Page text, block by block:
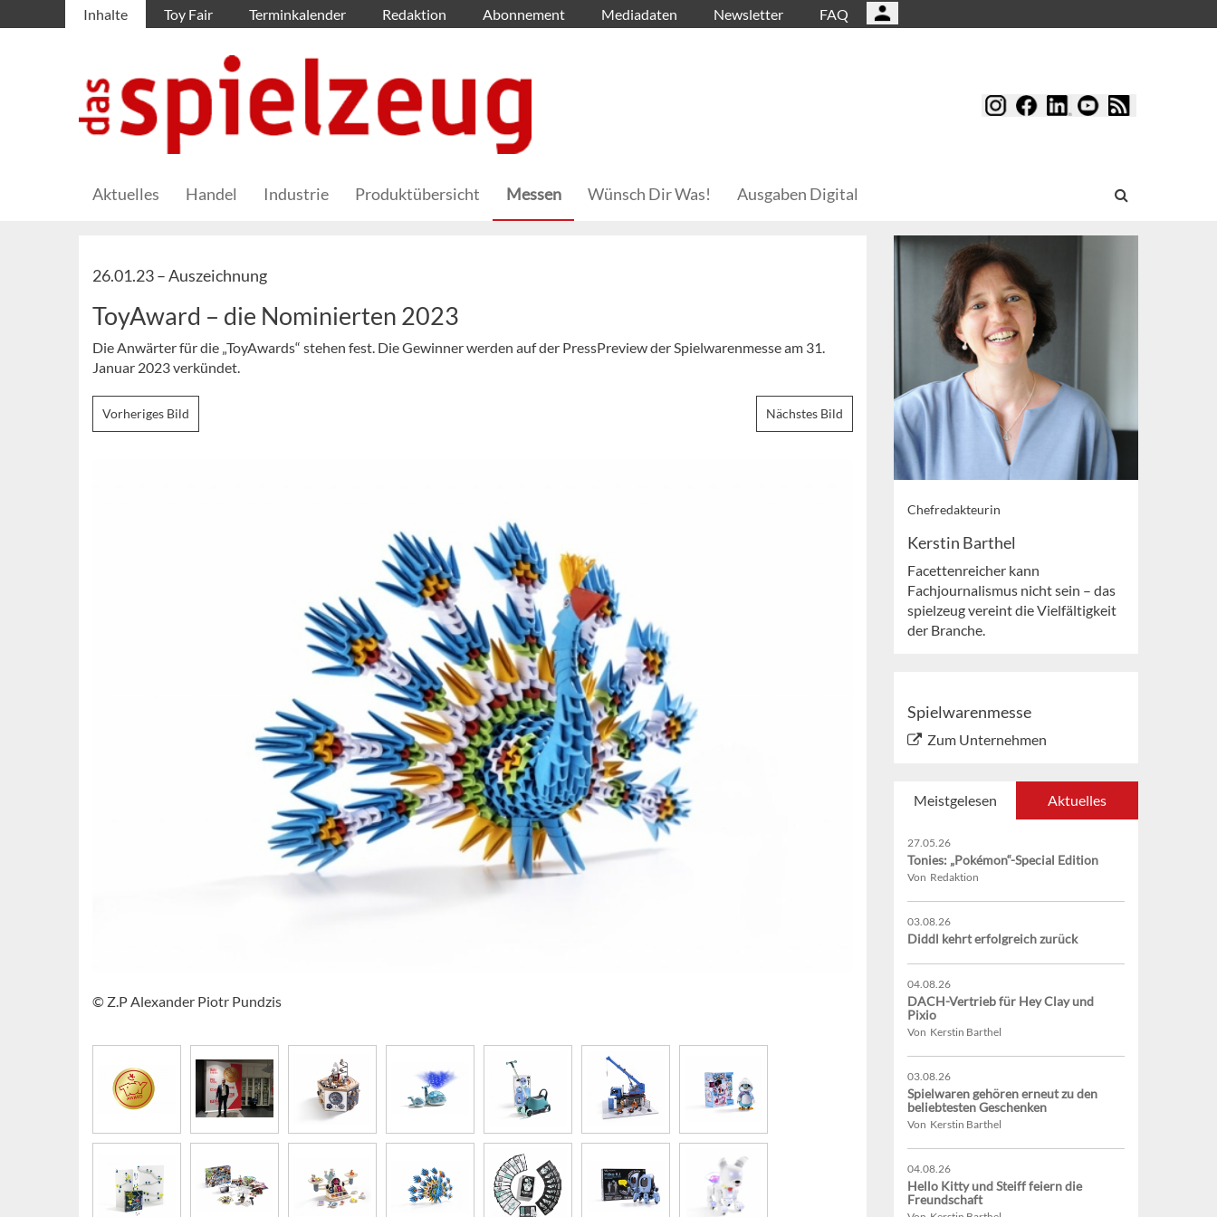
Inhalte Toy Fair Terminkalender Redaktion Abonnement Mediadaten Newsletter FAQ
Aktuelles Handel Industrie Produktübersicht Messen Wünsch Dir Was! Ausgaben Digital
26.01.23 –Auszeichnung
ToyAward – die Nominierten 2023
Die Anwärter für die „ToyAwards“ stehen fest. Die Gewinner werden auf der PressPreview der Spielwarenmesse am 31.
Januar 2023 verkündet.
Vorheriges Bild Nächstes Bild
© Z.P Alexander Piotr Pundzis
Chefredakteurin
Kerstin Barthel
Facettenreicher kann
Fachjournalismus nicht sein – das
spielzeug vereint die Vielfältigkeit
der Branche.
Spielwarenmesse
Zum Unternehmen
Meistgelesen Aktuelles
27.05.26
Tonies: „Pokémon“-Special Edition
Von Redaktion
03.08.26
Diddl kehrt erfolgreich zurück
04.08.26
DACH-Vertrieb für Hey Clay und
Pixio
Von Kerstin Barthel
03.08.26
Spielwaren gehören erneut zu den
beliebtesten Geschenken
Von Kerstin Barthel
04.08.26
Hello Kitty und Steiff feiern die
Freundschaft